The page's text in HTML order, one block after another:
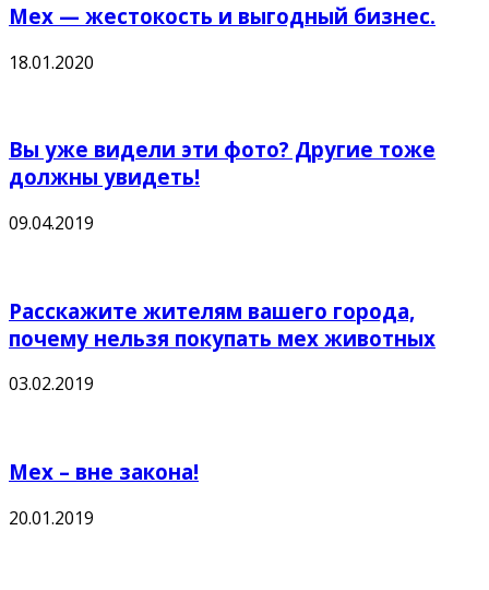
Мех — жестокость и выгодный бизнес.
18.01.2020
Вы уже видели эти фото? Другие тоже
должны увидеть!
09.04.2019
Расскажите жителям вашего города,
почему нельзя покупать мех животных
03.02.2019
Мех – вне закона!
20.01.2019